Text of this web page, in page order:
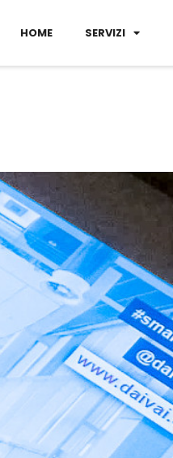
HOME SERVIZI